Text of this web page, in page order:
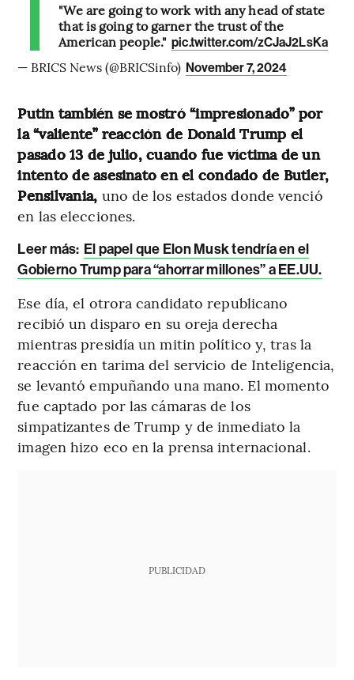
"We are going to work with any head of state
that is going to garner the trust of the
American people." pic.twitter.com/zCJaJ2LsKa
— BRICS News (@BRICSinfo) November 7, 2024
Putin también se mostró “impresionado” por
la “valiente” reacción de Donald Trump el
pasado 13 de julio, cuando fue víctima de un
intento de asesinato en el condado de Butler,
Pensilvania, uno de los estados donde venció
en las elecciones.
Leer más: El papel que Elon Musk tendría en el
Gobierno Trump para “ahorrar millones” a EE.UU.
Ese día, el otrora candidato republicano
recibió un disparo en su oreja derecha
mientras presidía un mitin político y, tras la
reacción en tarima del servicio de Inteligencia,
se levantó empuñando una mano. El momento
fue captado por las cámaras de los
simpatizantes de Trump y de inmediato la
imagen hizo eco en la prensa internacional.
PUBLICIDAD